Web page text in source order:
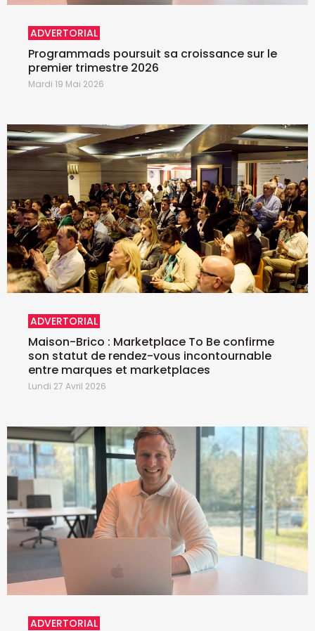
ADVERTORIAL
Programmads poursuit sa croissance sur le
premier trimestre 2026
Mardi 19 Mai 2026
ADVERTORIAL
Maison-Brico : Marketplace To Be confirme
son statut de rendez-vous incontournable
entre marques et marketplaces
Lundi 27 Avril 2026
ADVERTORIAL